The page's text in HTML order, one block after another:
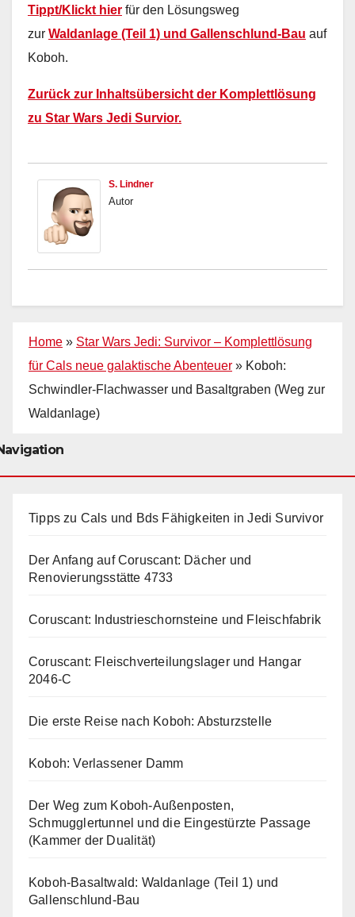
Tippt/Klickt hier für den Lösungsweg
zur Waldanlage (Teil 1) und Gallenschlund-Bau auf
Koboh.
Zurück zur Inhaltsübersicht der Komplettlösung
zu Star Wars Jedi Survior.
S. Lindner
Autor
Home » Star Wars Jedi: Survivor – Komplettlösung
für Cals neue galaktische Abenteuer » Koboh:
Schwindler-Flachwasser und Basaltgraben (Weg zur
Waldanlage)
Tipps zu Cals und Bds Fähigkeiten in Jedi Survivor
Der Anfang auf Coruscant: Dächer und
Renovierungsstätte 4733
Coruscant: Industrieschornsteine und Fleischfabrik
Coruscant: Fleischverteilungslager und Hangar
2046-C
Die erste Reise nach Koboh: Absturzstelle
Koboh: Verlassener Damm
Der Weg zum Koboh-Außenposten,
Schmugglertunnel und die Eingestürzte Passage
(Kammer der Dualität)
Koboh-Basaltwald: Waldanlage (Teil 1) und
Gallenschlund-Bau